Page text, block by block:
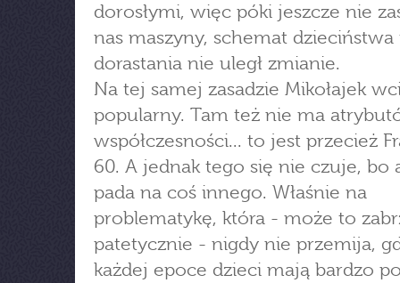
dorosłymi, więc póki jeszcze nie
nas maszyny, schemat dzieciństwa
dorastania nie uległ zmianie.
Na tej samej zasadzie Mikołajek
popularny. Tam też nie ma
współczesności... to jest przecież
60. A jednak tego się nie czuje, bo
pada na coś innego. Właśnie na
problematykę, która - może to
patetycznie - nigdy nie przemija,
każdej epoce dzieci mają bardzo